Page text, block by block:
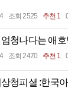
조회 2525 추천 1
청나다는 애
조회 2470 추천 1
청피셜 :한국